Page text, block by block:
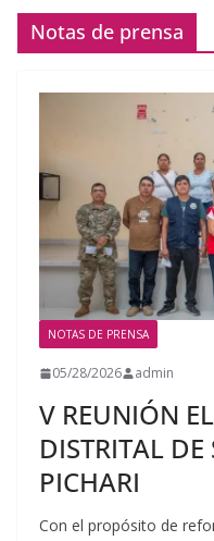
Notas de prensa
NOTAS DE PRENSA
05/28/2026 admin
V REUNIÓN
DISTRITAL
PICHARI
Con el propósito de